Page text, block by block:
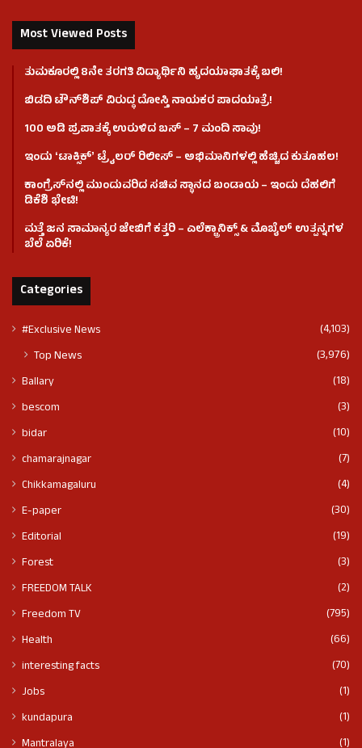
Most Viewed Posts
ತುಮಕೂರಲ್ಲಿ 8ನೇ ತರಗತಿ ವಿದ್ಯಾರ್ಥಿನಿ ಹೃದಯಾಘಾತಕ್ಕೆ ಬಲಿ!
ಬಿಡದಿ ಟೌನ್‌ಶಿಪ್‌ ವಿರುದ್ಧ ದೋಸ್ತಿ ನಾಯಕರ ಪಾದಯಾತ್ರೆ!
100 ಅಡಿ ಪ್ರಪಾತಕ್ಕೆ ಉರುಳಿದ ಬಸ್‌ – 7 ಮಂದಿ ಸಾವು!
ಇಂದು ʻಟಾಕ್ಸಿಕ್ʼ ಟ್ರೈಲರ್ ರಿಲೀಸ್‌ – ಅಭಿಮಾನಿಗಳಲ್ಲಿ ಹೆಚ್ಚಿದ ಕುತೂಹಲ!
ಕಾಂಗ್ರೆಸ್​ನಲ್ಲಿ ಮುಂದುವರಿದ ಸಚಿವ ಸ್ಥಾನದ ಬಂಡಾಯ – ಇಂದು ದೆಹಲಿಗೆ
ಡಿಕೆಶಿ ಭೇಟಿ!
ಮತ್ತೆ ಜನ ಸಾಮಾನ್ಯರ ಜೇಬಿಗೆ ಕತ್ತರಿ – ಎಲೆಕ್ಟ್ರಾನಿಕ್ಸ್ & ಮೊಬೈಲ್ ಉತ್ಪನ್ನಗಳ
ಬೆಲೆ ಏರಿಕೆ!
Categories
#Exclusive News (4,103)
Top News (3,976)
Ballary
(18)
bescom
(3)
bidar
(10)
chamarajnagar
(7)
Chikkamagaluru
(4)
E-paper
(30)
Editorial
(19)
Forest
(3)
FREEDOM TALK
(2)
Freedom TV
(795)
Health
(66)
interesting facts
(70)
Jobs
(1)
kundapura
(1)
Mantralaya
(1)